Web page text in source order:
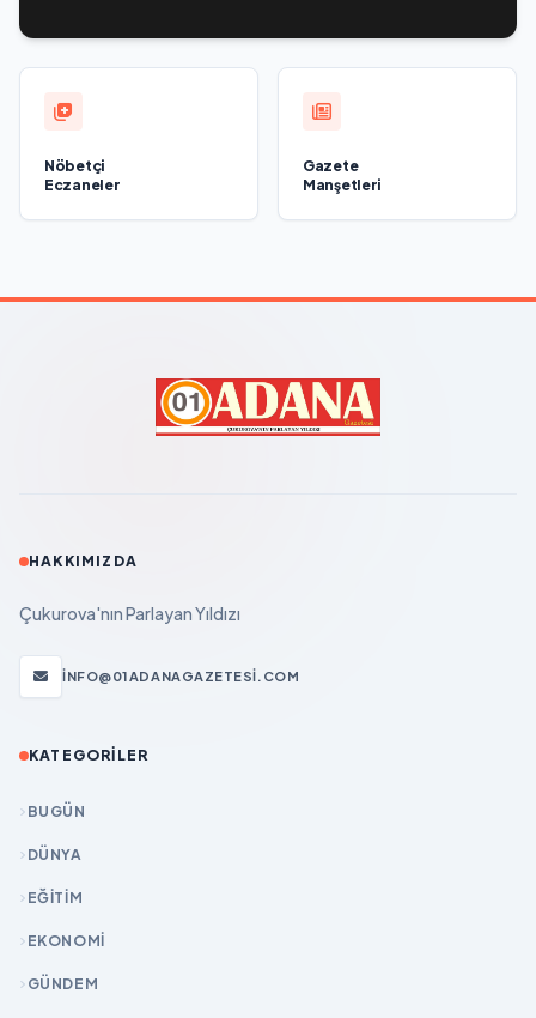
Nöbetçi
Eczaneler
Gazete
Manşetleri
HAKKIMIZDA
Çukurova'nın Parlayan Yıldızı
INFO@01ADANAGAZETESI.COM
KATEGORILER
BUGÜN
DÜNYA
EĞİTİM
EKONOMİ
GÜNDEM